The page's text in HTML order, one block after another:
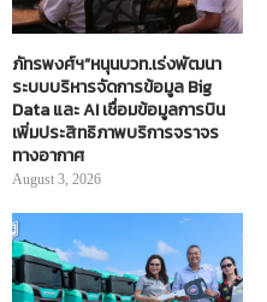
ภัทรพงศ์ฯ”หนุนบวท.เร่งพัฒนา
ระบบบริหารจัดการข้อมูล Big
Data และ AI เชื่อมข้อมูลการบิน
เพิ่มประสิทธิภาพบริการจราจร
ทางอากาศ
August 3, 2026